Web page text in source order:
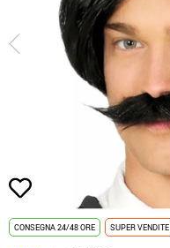
CONSEGNA 24/48 ORE SUPER VENDITE